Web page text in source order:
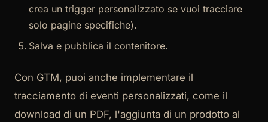
crea un trigger personalizzato se vuoi tracciare
solo pagine specifiche).
Salva e pubblica il contenitore.
Con GTM, puoi anche implementare il
tracciamento di eventi personalizzati, come il
download di un PDF, l'aggiunta di un prodotto al